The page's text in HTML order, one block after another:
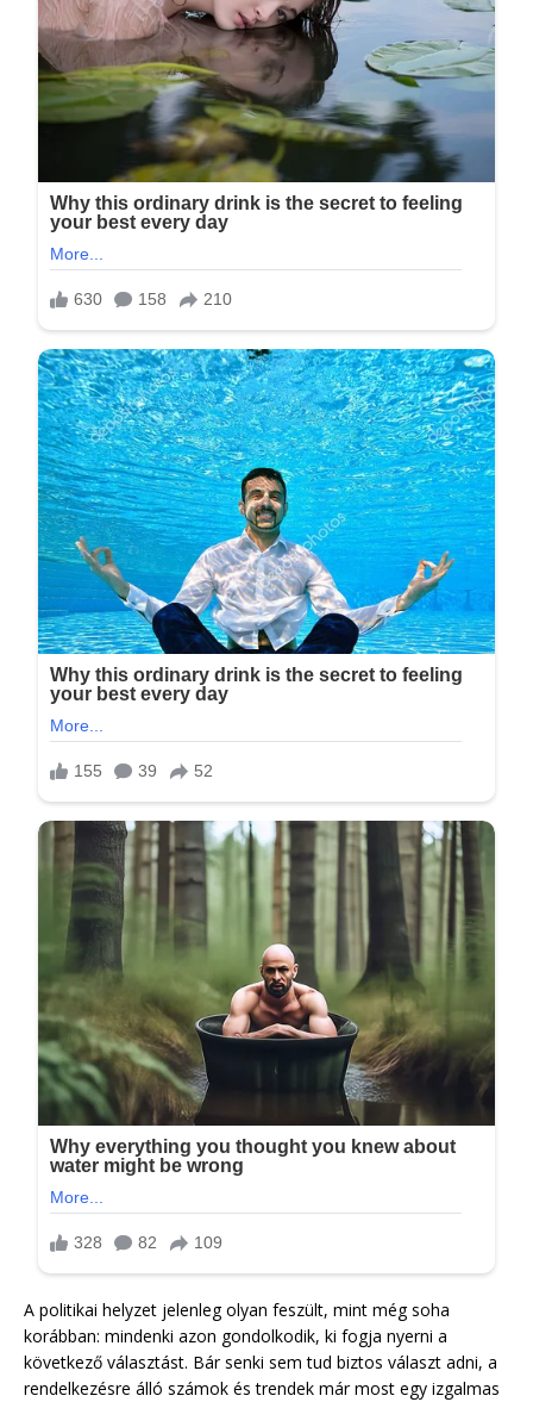
A politikai helyzet jelenleg olyan feszült, mint még soha
korábban: mindenki azon gondolkodik, ki fogja nyerni a
következő választást. Bár senki sem tud biztos választ adni, a
rendelkezésre álló számok és trendek már most egy izgalmas